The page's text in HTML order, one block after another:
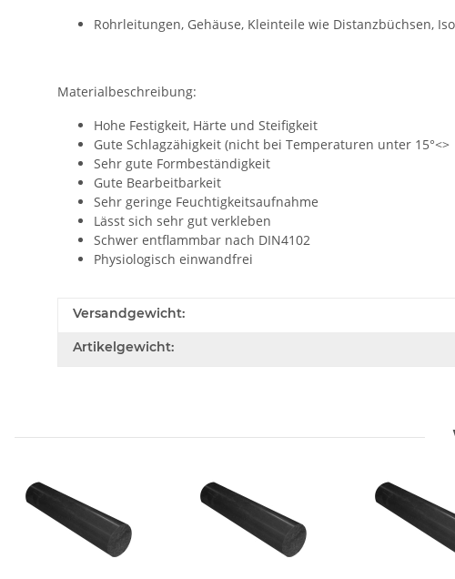
Rohrleitungen, Gehäuse, Kleinteile wie Distanzbüchsen,
Materialbeschreibung:
Hohe Festigkeit, Härte und Steifigkeit
Gute Schlagzähigkeit (nicht bei Temperaturen unter 15°<>
Sehr gute Formbeständigkeit
Gute Bearbeitbarkeit
Sehr geringe Feuchtigkeitsaufnahme
Lässt sich sehr gut verkleben
Schwer entflammbar nach DIN4102
Physiologisch einwandfrei
Versandgewicht:
Artikelgewicht: